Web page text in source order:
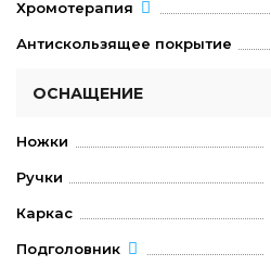
Хромотерапия
Антискользящее покрытие
ОСНАЩЕНИЕ
Ножки
Ручки
Каркас
Подголовник